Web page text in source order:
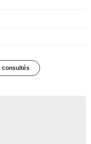
consultés